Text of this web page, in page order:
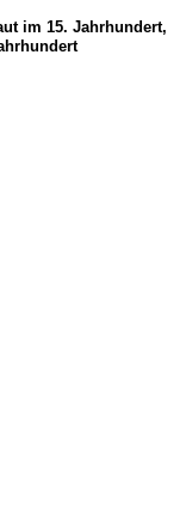
im 15. Jahrhundert,